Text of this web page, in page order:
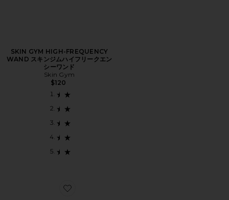
SKIN GYM HIGH-FREQUENCY
WAND スキンジムハイフリークエン
シーワンド
Skin Gym
$120
Favorite PRO LED LIGHT THERAPY MASK ライトセラ